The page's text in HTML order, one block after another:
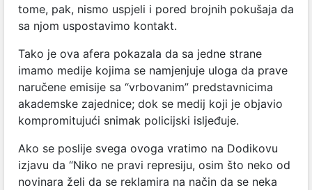
tome, pak, nismo uspjeli i pored brojnih pokušaja da
sa njom uspostavimo kontakt.
Tako je ova afera pokazala da sa jedne strane
imamo medije kojima se namjenjuje uloga da prave
naručene emisije sa “vrbovanim” predstavnicima
akademske zajednice; dok se medij koji je objavio
kompromitujući snimak policijski isljeđuje.
Ako se poslije svega ovoga vratimo na Dodikovu
izjavu da “Niko ne pravi represiju, osim što neko od
novinara želi da se reklamira na način da se neka